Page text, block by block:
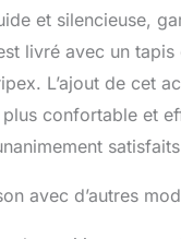
et silencieuse,
livré avec un
L’ajout de cet
confortable et
avec d’autres